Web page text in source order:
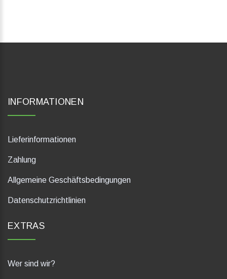
INFORMATIONEN
Lieferinformationen
Zahlung
Allgemeine Geschäftsbedingungen
Datenschutzrichtlinien
EXTRAS
Wer sind wir?